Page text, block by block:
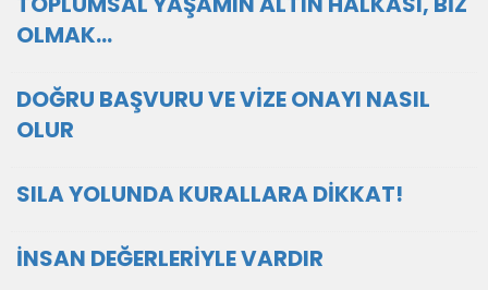
OLMAK…
DOĞRU BAŞVURU VE VİZE ONAYI NASIL
OLUR
SILA YOLUNDA KURALLARA DİKKAT!
İNSAN DEĞERLERİYLE VARDIR